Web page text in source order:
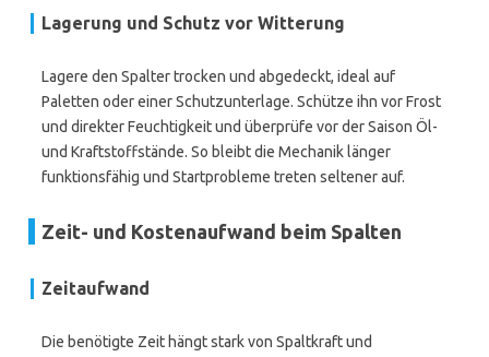
Lagerung und Schutz vor Witterung
Lagere den Spalter trocken und abgedeckt, ideal auf
Paletten oder einer Schutzunterlage. Schütze ihn vor Frost
und direkter Feuchtigkeit und überprüfe vor der Saison Öl-
und Kraftstoffstände. So bleibt die Mechanik länger
funktionsfähig und Startprobleme treten seltener auf.
Zeit- und Kostenaufwand beim Spalten
Zeitaufwand
Die benötigte Zeit hängt stark von Spaltkraft und